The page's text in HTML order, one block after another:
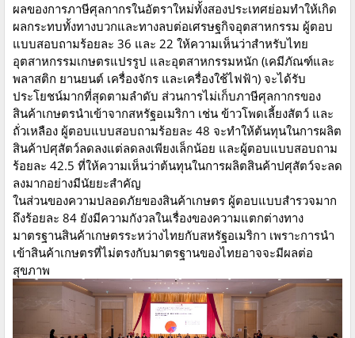
ผลของการภาษีศุลกากรในอัตราใหม่ทั้งสองประเทศย่อมทำให้เกิด
ผลกระทบทั้งทางบวกและทางลบต่อเศรษฐกิจอุตสาหกรรม ผู้ตอบ
แบบสอบถามร้อยละ 36 และ 22 ให้ความเห็นว่าสำหรับไทย
อุตสาหกรรมเกษตรแปรรูป และอุตสาหกรรมหนัก (เคมีภัณฑ์และ
พลาสติก ยานยนต์ เครื่องจักร และเครื่องใช้ไฟฟ้า) จะได้รับ
ประโยชน์มากที่สุดตามลำดับ ส่วนการไม่เก็บภาษีศุลกากรของ
สินค้าเกษตรนำเข้าจากสหรัฐอเมริกา เช่น ข้าวโพดเลี้ยงสัตว์ และ
ถั่วเหลือง ผู้ตอบแบบสอบถามร้อยละ 48 จะทำให้ต้นทุนในการผลิต
สินค้าปศุสัตว์ลดลงแต่ลดลงเพียงเล็กน้อย และผู้ตอบแบบสอบถาม
ร้อยละ 42.5 ที่ให้ความเห็นว่าต้นทุนในการผลิตสินค้าปศุสัตว์จะลด
ลงมากอย่างมีนัยยะสำคัญ
ในส่วนของความปลอดภัยของสินค้าเกษตร ผู้ตอบแบบสำรวจมาก
ถึงร้อยละ 84 ยังมีความกังวลในเรื่องของความแตกต่างทาง
มาตรฐานสินค้าเกษตรระหว่างไทยกับสหรัฐอเมริกา เพราะการนำ
เข้าสินค้าเกษตรที่ไม่ตรงกับมาตรฐานของไทยอาจจะมีผลต่อ
สุขภาพ